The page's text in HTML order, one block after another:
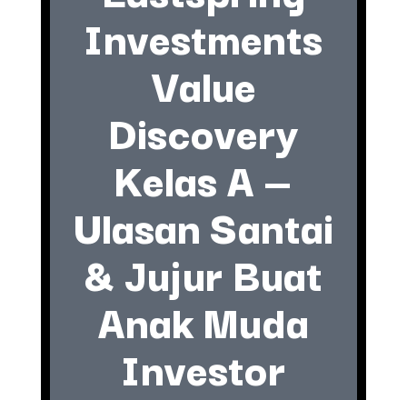
Investments
Value
Discovery
Kelas A —
Ulasan Santai
& Jujur Buat
Anak Muda
Investor